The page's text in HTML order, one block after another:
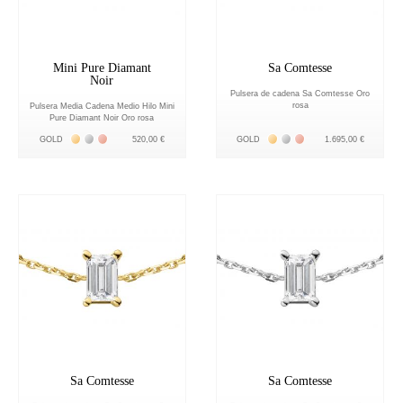
Mini Pure Diamant
Noir
Pulsera Media Cadena Medio Hilo Mini
Pure Diamant Noir Oro rosa
GOLD Жёлтое золото 18К
Белое золото 18К
Розовое золото 18К
520,00 €
Sa Comtesse
Pulsera de cadena Sa Comtesse Oro
rosa
GOLD Жёлтое золото 18К
Белое золото 18К
Розовое золото 18К
1.695,00 €
Sa Comtesse Sa Comtesse